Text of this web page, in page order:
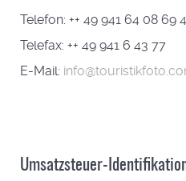
Telefon: ++ 49 941 64 08 69
Telefax: ++ 49 941 6 43 77
E-Mail:
Umsatzsteuer-